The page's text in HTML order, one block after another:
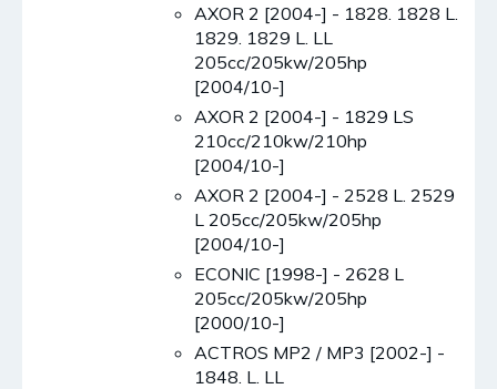
AXOR 2 [2004-] - 1828. 1828 L.
1829. 1829 L. LL
205cc/205kw/205hp
[2004/10-]
AXOR 2 [2004-] - 1829 LS
210cc/210kw/210hp
[2004/10-]
AXOR 2 [2004-] - 2528 L. 2529
L 205cc/205kw/205hp
[2004/10-]
ECONIC [1998-] - 2628 L
205cc/205kw/205hp
[2000/10-]
ACTROS MP2 / MP3 [2002-] -
1848. L. LL